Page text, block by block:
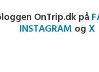
OnTrip.dk på
INSTAGRAM ogX